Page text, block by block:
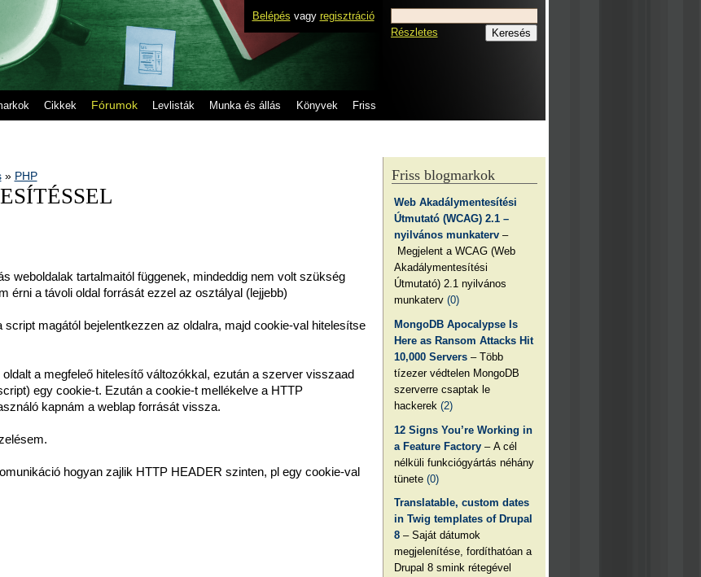
Belépés vagy regisztráció
Cikkek Fórumok Levlisták Munka és állás Könyvek Friss
Részletes
» PHP
weboldalak tartalmaitól függenek, mindeddig nem volt szükség
érni a távoli oldal forrását ezzel az osztályal (lejjebb)
magától bejelentkezzen az oldalra, majd cookie-val hitelesítse
a megfeleő hitelesítő változókkal, ezután a szerver visszaad
egy cookie-t. Ezután a cookie-t mellékelve a HTTP
kapnám a weblap forrását vissza.
hogyan zajlik HTTP HEADER szinten, pl egy cookie-val
Friss blogmarkok
Web Akadálymentesítési
Útmutató (WCAG) 2.1 –
nyilvános munkaterv –
Megjelent a WCAG (Web
Akadálymentesítési
Útmutató) 2.1 nyilvános
munkaterv(0)
MongoDB Apocalypse Is
Here as Ransom Attacks Hit
10,000 Servers – Több
tízezer védtelen MongoDB
szerverre csaptak le
hackerek(2)
12 Signs You’re Working in
a Feature Factory – A cél
nélküli funkciógyártás néhány
tünete(0)
Translatable, custom dates
in Twig templates of Drupal
8 – Saját dátumok
megjelenítése, fordíthatóan a
Drupal 8 smink rétegével